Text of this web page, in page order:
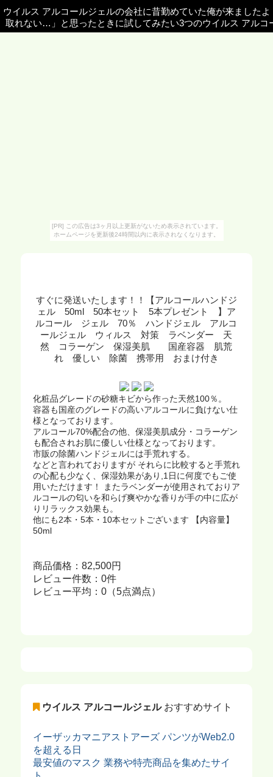
[PR] この広告は3ヶ月以上更新がないため表示されています。
ホームページを更新後24時間以内に表示されなくなります。
ウイルス アルコールジェルの会社に昔勤めていた俺が来ましたよ
取れない…」と思ったときに試してみたい3つのウイルス アルコ
すぐに発送いたします！！【アルコールハンドジ
ェル 50ml 50本セット 5本プレゼント 】ア
ルコール ジェル 70％ ハンドジェル アルコ
ールジェル ウィルス 対策 ラベンダー 天
然 コラーゲン 保湿美肌 国産容器 肌荒
れ 優しい 除菌 携帯用 おまけ付き
化粧品グレードの砂糖キビから作った天然100％。
容器も国産のグレードの高いアルコールに負けない仕
様となっております。
アルコール70%配合の他、保湿美肌成分・コラーゲン
も配合されお肌に優しい仕様となっております。
市販の除菌ハンドジェルには手荒れする。
などと言われておりますが それらに比較すると手荒れ
の心配も少なく、保湿効果があり,1日に何度でもご使
用いただけます！ またラベンダーが使用されておりア
ルコールの匂いを和らげ爽やかな香りが手の中に広が
りリラックス効果も。
他にも2本・5本・10本セットございます 【内容量】
50ml
商品価格：82,500円
レビュー件数：0件
レビュー平均：0（5点満点）
ウイルス アルコールジェルおすすめサイト
イーザッカマニアストアーズ パンツがWeb2.0
を超える日
最安値のマスク 業務や特売商品を集めたサイ